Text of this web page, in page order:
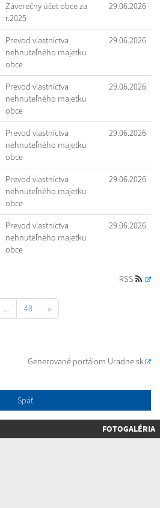
Záverečný účet obce za
r.2025
29.06.2026
Prevod vlastníctva
nehnuteľného majetku
obce
29.06.2026
Prevod vlastníctva
nehnuteľného majetku
obce
29.06.2026
Prevod vlastníctva
nehnuteľného majetku
obce
29.06.2026
Prevod vlastníctva
nehnuteľného majetku
obce
29.06.2026
Prevod vlastníctva
nehnuteľného majetku
obce
29.06.2026
RSS
... 48 »
Generované portálom Uradne.sk
Späť
FOTOGALÉRIA